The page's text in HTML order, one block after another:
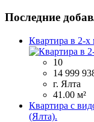
Последние
Квартира в 2-х
10
14 999
г. Ялта
41.00 м²
Квартира с
(Ялта).